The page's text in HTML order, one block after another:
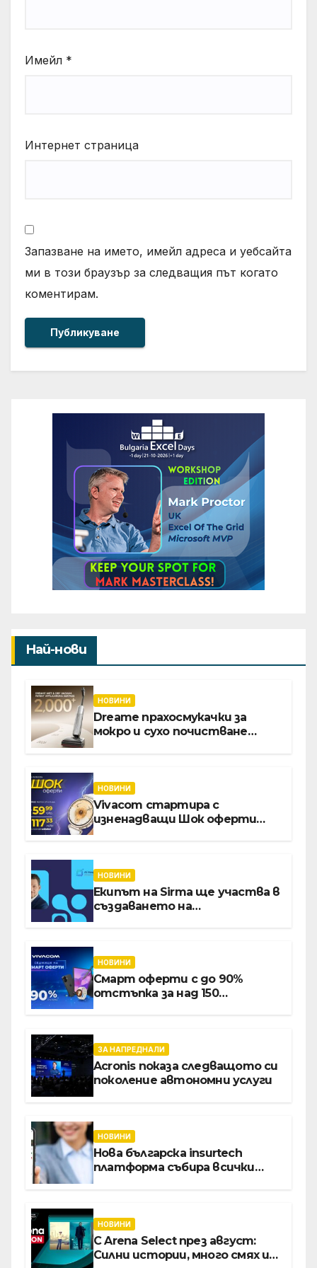
Имейл *
Интернет страница
Запазване на името, имейл адреса и уебсайта
ми в този браузър за следващия път когато
коментирам.
Най-нови
НОВИНИ
Dreame прахосмукачки за
мокро и сухо почистване
НОВИНИ
Vivacom стартира с
изненадващи Шок оферти
НОВИНИ
Екипът на Sirma ще участва в
създаването на
хотелиерството
НОВИНИ
Смарт оферти с до 90%
отстъпка за над 150
ЗА НАПРЕДНАЛИ
Acronis показа следващото си
поколение автономни услуги
НОВИНИ
Нова българска insurtech
платформа събира всички
НОВИНИ
С Arena Select през август:
Силни истории, много смях и